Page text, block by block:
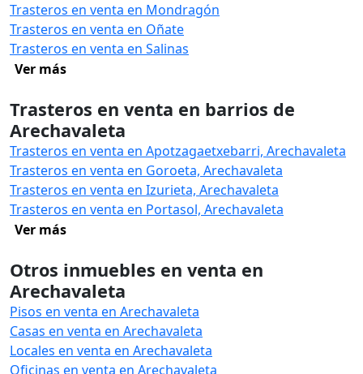
Trasteros en venta en Mondragón
Trasteros en venta en Oñate
Trasteros en venta en Salinas
Ver más
Trasteros en venta en barrios de
Arechavaleta
Trasteros en venta en Apotzagaetxebarri, Arechavaleta
Trasteros en venta en Goroeta, Arechavaleta
Trasteros en venta en Izurieta, Arechavaleta
Trasteros en venta en Portasol, Arechavaleta
Ver más
Otros inmuebles en venta en
Arechavaleta
Pisos en venta en Arechavaleta
Casas en venta en Arechavaleta
Locales en venta en Arechavaleta
Oficinas en venta en Arechavaleta